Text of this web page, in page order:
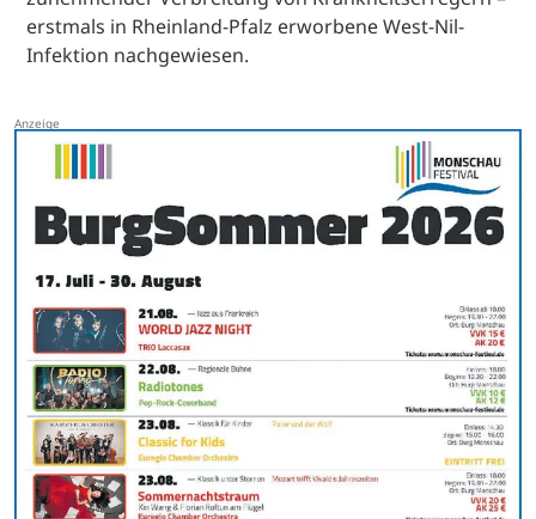
erstmals in Rheinland-Pfalz erworbene West-Nil-
Infektion nachgewiesen.